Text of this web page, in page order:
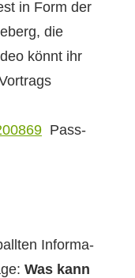
in Form der
die
kön­nt ihr
Pass­
Infor­ma­
Was kann